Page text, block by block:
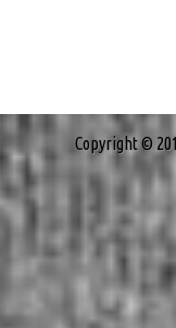
Copyright ©